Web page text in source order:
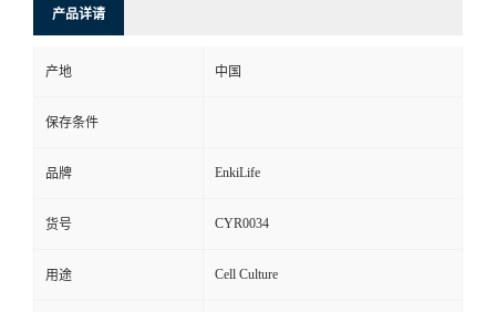
产品详请
产地 中国
保存条件
品牌 EnkiLife
货号 CYR0034
用途 Cell Culture